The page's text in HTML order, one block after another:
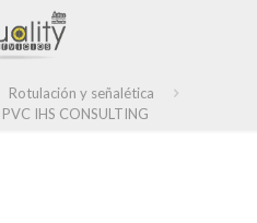
Rotulación y señalética
IHS CONSULTING